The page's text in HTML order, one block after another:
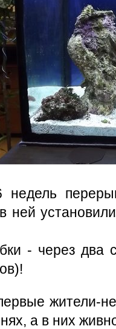
недель
ней
- через два
жители-
а в них